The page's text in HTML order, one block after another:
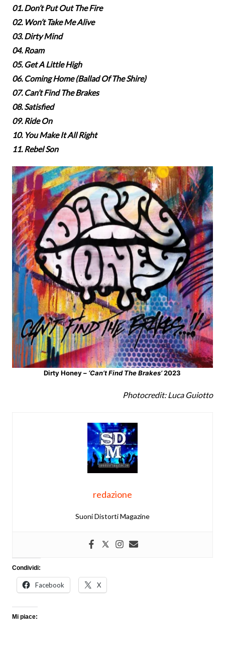
01. Don’t Put Out The Fire
02. Won’t Take Me Alive
03. Dirty Mind
04. Roam
05. Get A Little High
06. Coming Home (Ballad Of The Shire)
07. Can’t Find The Brakes
08. Satisfied
09. Ride On
10. You Make It All Right
11. Rebel Son
Dirty Honey – ‘Can’t Find The Brakes’2023
Photocredit: Luca Guiotto
redazione
Suoni Distorti Magazine
Condividi:
Facebook X
Mi piace: